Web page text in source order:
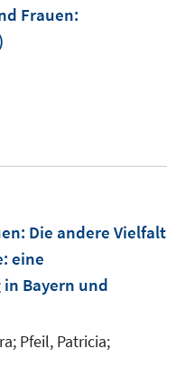
Frauen:
Die andere Vielfalt
: eine
Bayern und
Pfeil, Patricia;